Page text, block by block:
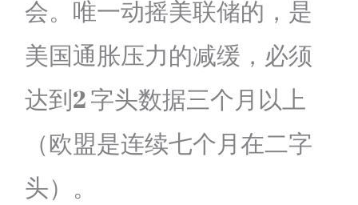
会。唯一动摇美联储的，是
美国通胀压力的减缓，必须
达到2 字头数据三个月以上
（欧盟是连续七个月在二字
头）。